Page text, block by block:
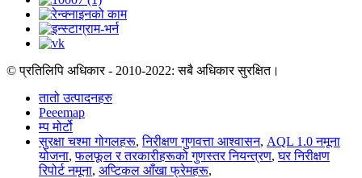
© प्रतिलिपि अधिकार - 2010-2022: सबै अधिकार सुरक्षित।
तातो उत्पादनहरु
Peeemap
म्प मोर्टो
सुरक्षा चश्मा गोगलहरू,निरीक्षण गुणवत्ता आश्वासन, AQL 1.0 नमूना
योजना,फलफूल र तरकारीहरूको गुणस्तर नियन्त्रण,घर निरीक्षण
रिपोर्ट नमूना, अप्टिकल आँखा फ्रेमहरू,